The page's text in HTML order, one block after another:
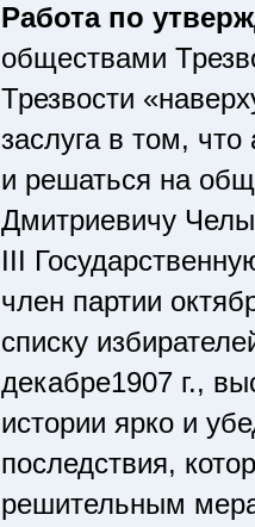
Работа по
обществами
Трезвости
заслуга в том,
и решаться на
Дмитриевичу
III
член партии
списку
декабре1907 г.,
истории ярко и
последствия,
решительным